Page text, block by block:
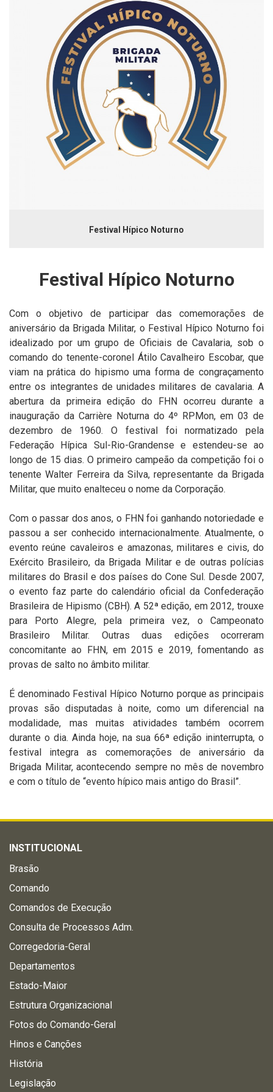
Festival Hípico Noturno
Festival Hípico Noturno
Com o objetivo de participar das comemorações de
aniversário da Brigada Militar, o Festival Hípico Noturno foi
idealizado por um grupo de Oficiais de Cavalaria, sob o
comando do tenente-coronel Átilo Cavalheiro Escobar, que
viam na prática do hipismo uma forma de congraçamento
entre os integrantes de unidades militares de cavalaria. A
abertura da primeira edição do FHN ocorreu durante a
inauguração da Carrière Noturna do 4º RPMon, em 03 de
dezembro de 1960. O festival foi normatizado pela
Federação Hípica Sul-Rio-Grandense e estendeu-se ao
longo de 15 dias. O primeiro campeão da competição foi o
tenente Walter Ferreira da Silva, representante da Brigada
Militar, que muito enalteceu o nome da Corporação.
Com o passar dos anos, o FHN foi ganhando notoriedade e
passou a ser conhecido internacionalmente. Atualmente, o
evento reúne cavaleiros e amazonas, militares e civis, do
Exército Brasileiro, da Brigada Militar e de outras polícias
militares do Brasil e dos países do Cone Sul. Desde 2007,
o evento faz parte do calendário oficial da Confederação
Brasileira de Hipismo (CBH). A 52ª edição, em 2012, trouxe
para Porto Alegre, pela primeira vez, o Campeonato
Brasileiro Militar. Outras duas edições ocorreram
concomitante ao FHN, em 2015 e 2019, fomentando as
provas de salto no âmbito militar.
É denominado Festival Hípico Noturno porque as principais
provas são disputadas à noite, como um diferencial na
modalidade, mas muitas atividades também ocorrem
durante o dia. Ainda hoje, na sua 66ª edição ininterrupta, o
festival integra as comemorações de aniversário da
Brigada Militar, acontecendo sempre no mês de novembro
e com o título de “evento hípico mais antigo do Brasil”.
INSTITUCIONAL
Brasão
Comando
Comandos de Execução
Consulta de Processos Adm.
Corregedoria-Geral
Departamentos
Estado-Maior
Estrutura Organizacional
Fotos do Comando-Geral
Hinos e Canções
História
Legislação